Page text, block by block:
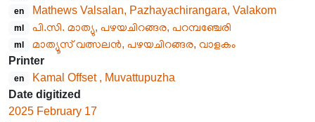
en Mathews Valsalan, Pazhayachirangara, Valakom
ml പി.സി. മാത്യു, പഴയചിറങ്ങര, പറമ്പഞ്ചേരി
ml
മാത്യൂസ് വത്സലൻ, പഴയചിറങ്ങര, വാളകം
Printer
en
Kamal Offset , Muvattupuzha
Date digitized
2025 February 17